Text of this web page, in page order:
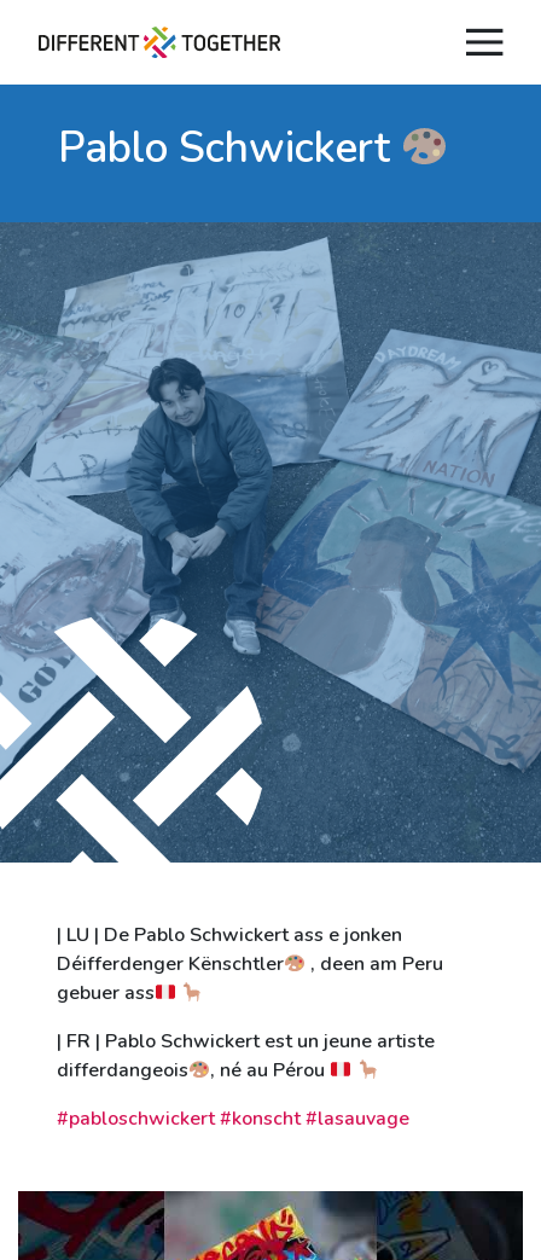
Vidéos
#differenttogether
Ville de Differdange
Contact
Pablo Schwickert
| LU | De Pablo Schwickert ass e jonken
Déifferdenger Kënschtler
, deen am Peru
gebuer ass
| FR | Pablo Schwickert est un jeune artiste
differdangeois
, né au Pérou
#pabloschwickert #konscht #lasauvage